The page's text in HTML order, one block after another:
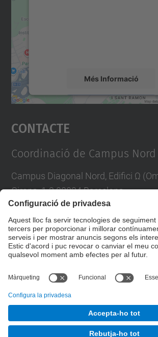
Més Informació
Accepta
powered by
Contacte
Coordinació de Campus Nord
Campus Diagonal Nord, Edifici Ω
Girona, 1-3 08034 Barcelona
Directori UPC
Formulari de contacte
Unitat de Gestió del Campus Nord